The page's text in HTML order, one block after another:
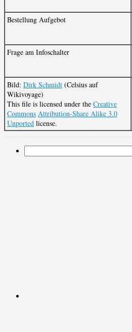
Bestellung Aufgebot
Frage am Infoschalter
Bild: Dirk Schmidt (Celsius auf
Wikivoyage)
This file is licensed under the Creative
Commons Attribution-Share Alike 3.0
Unported license.